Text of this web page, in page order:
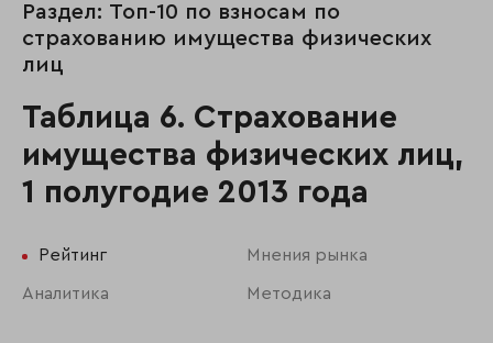
Раздел: Топ-10 по взносам по
страхованию имущества физических
лиц
Таблица 6. Страхование
имущества физических лиц,
1 полугодие 2013 года
Рейтинг Мнения рынка
Аналитика Методика